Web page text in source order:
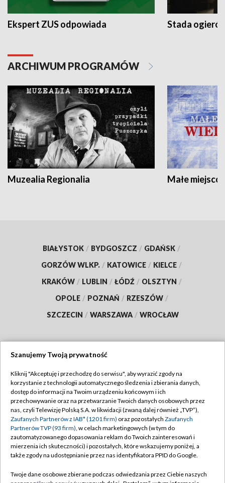
Ekspert ZUS odpowiada Stada
ARCHIWUM PROGRAMÓW
Muzealia Regionalia Małe
BIAŁYSTOK / BYDGOSZCZ / GDAŃSK /
GORZÓW WLKP. / KATOWICE / KIELCE /
KRAKÓW / LUBLIN / ŁÓDŹ / OLSZTYN /
OPOLE / POZNAŃ / RZESZÓW /
SZCZECIN / WARSZAWA / WROCŁAW
TVP
Abonament TVP
Emisja w TVP
Centrum informacji TVP
Naziemna Telewizja Cyfrowa
Regulamin TVP
Polityka prywatności
Moje zgody
Pomoc
Szanujemy Twoją prywatność
Kliknij "Akceptuję i przechodzę do serwisu", aby wyrazić zgody na
korzystanie z technologii automatycznego śledzenia i zbierania danych,
dostęp do informacji na Twoim urządzeniu końcowym i ich
przechowywanie oraz na przetwarzanie Twoich danych osobowych przez
nas, czyli Telewizję Polską S.A. w likwidacji (zwaną dalej również „TVP”),
Zaufanych Partnerów z IAB* (1201 firm) oraz pozostałych Zaufanych
Partnerów TVP (93 firm), w celach marketingowych (w tym do
zautomatyzowanego dopasowania reklam do Twoich zainteresowań i
mierzenia ich skuteczności) i pozostałych, które wskazujemy poniżej, a
także zgody na udostępnianie przez nas identyfikatora PPID do Google.
Twoje dane osobowe zbierane podczas odwiedzania przez Ciebie naszych